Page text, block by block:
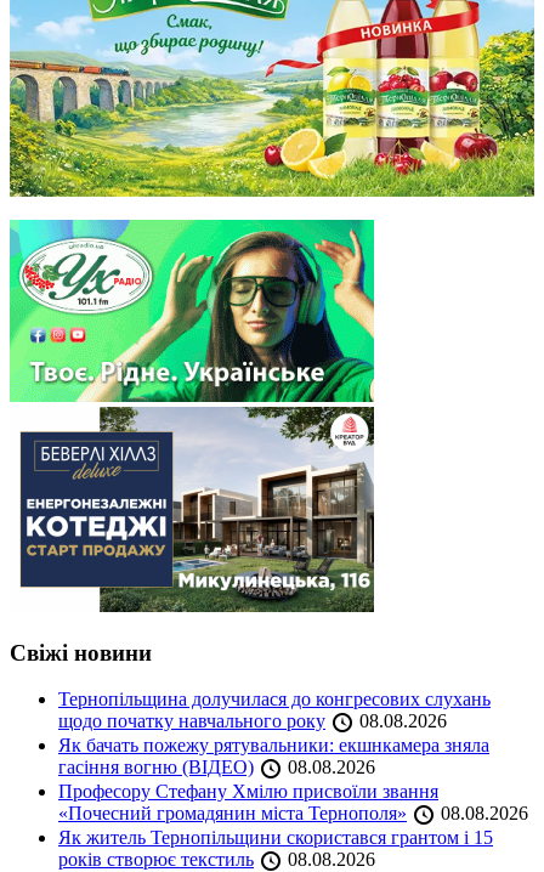
Свіжі новини
Тернопільщина долучилася до конгресових слухань
щодо початку навчального року
08.08.2026
Як бачать пожежу рятувальники: екшнкамера зняла
гасіння вогню (ВІДЕО)
08.08.2026
Професору Стефану Хмілю присвоїли звання
«Почесний громадянин міста Тернополя»
08.08.2026
Як житель Тернопільщини скористався грантом і 15
років створює текстиль
08.08.2026